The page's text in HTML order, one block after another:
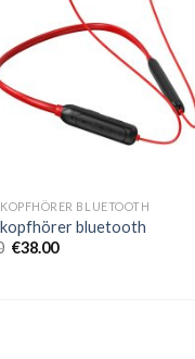
BLUETOOTH
bluetooth
€38.00